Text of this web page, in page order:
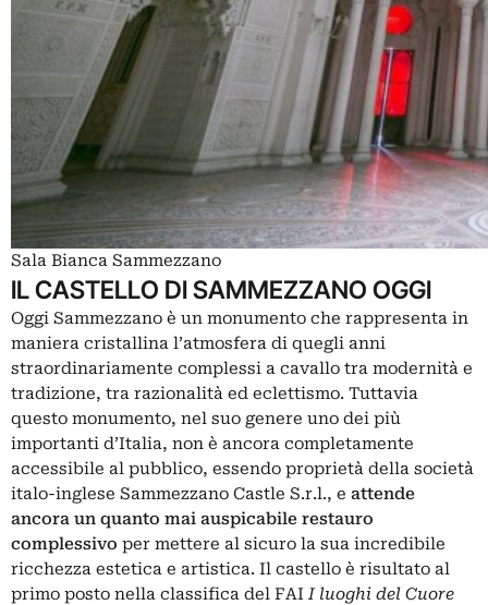
Sala Bianca Sammezzano
IL CASTELLO DI SAMMEZZANO OGGI
Oggi Sammezzano è un monumento che rappresenta in
maniera cristallina l’atmosfera di quegli anni
straordinariamente complessi a cavallo tra modernità e
tradizione, tra razionalità ed eclettismo. Tuttavia
questo monumento, nel suo genere uno dei più
importanti d’Italia, non è ancora completamente
accessibile al pubblico, essendo proprietà della società
italo-inglese Sammezzano Castle S.r.l., e attende
ancora un quanto mai auspicabile restauro
complessivo per mettere al sicuro la sua incredibile
ricchezza estetica e artistica. Il castello è risultato al
primo posto nella classifica del FAII luoghi del Cuore